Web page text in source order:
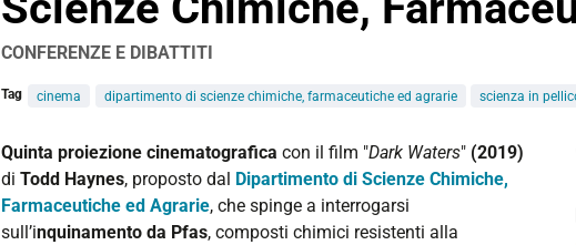
CONFERENZE E DIBATTITI
Tag cinema dipartimento di scienze chimiche, farmaceutiche ed agrarie scienza in
https://www.unife.it/it/eventi/2026/febbraio/scienza-
pellicola-
dark-
waters-
Quinta proiezione cinematografica con il film "Dark Waters" (2019)
di Todd Haynes, proposto dal Dipartimento di Scienze Chimiche,
Farmaceutiche ed Agrarie, che spinge a interrogarsi
sull’inquinamento da Pfas, composti chimici resistenti alla